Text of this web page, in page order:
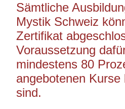
Sämtliche
Mystik Schweiz
Zertifikat
Voraussetzung
mindestens 80
angebotenen
sind.